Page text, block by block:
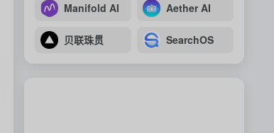
Manifold AI Aether AI
贝联珠贯 SearchOS